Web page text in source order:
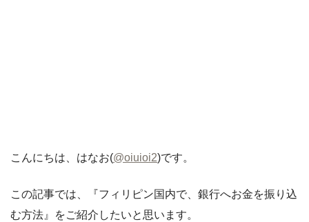
こんにちは、はなお(@oiuioi2)です。
この記事では、『フィリピン国内で、銀行へお金を振り込
む方法』をご紹介したいと思います。